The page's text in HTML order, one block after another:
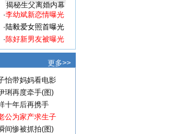
揭秘生父离婚内幕
·李幼斌新恋情曝光
·陆毅爱女照首曝光
·陈好新男友被曝光
更多>>
怡带妈妈看电影
琍再度牵手(图)
十年后再携手
公为家产求生子
间惨被抓拍(图)